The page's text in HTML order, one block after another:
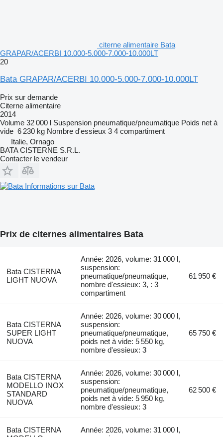
citerne alimentaire Bata
GRAPAR/ACERBI 10.000-5.000-7.000-10.000LT
20
Bata GRAPAR/ACERBI 10.000-5.000-7.000-10.000LT
Prix sur demande
Citerne alimentaire
2014
Volume 32 000 l Suspension pneumatique/pneumatique Poids net à
vide 6 230 kg Nombre d'essieux 3 4 compartiment
Italie, Ornago
BATA CISTERNE S.R.L.
Contacter le vendeur
Informations sur Bata
Prix de citernes alimentaires Bata
Bata CISTERNA
LIGHT NUOVA
Année: 2026, volume: 31 000 l,
suspension:
pneumatique/pneumatique,
nombre d'essieux: 3, : 3
compartiment
61 950 €
Bata CISTERNA
SUPER LIGHT
NUOVA
Année: 2026, volume: 30 000 l,
suspension:
pneumatique/pneumatique,
poids net à vide: 5 550 kg,
nombre d'essieux: 3
65 750 €
Bata CISTERNA
MODELLO INOX
STANDARD
NUOVA
Année: 2026, volume: 30 000 l,
suspension:
pneumatique/pneumatique,
poids net à vide: 5 950 kg,
nombre d'essieux: 3
62 500 €
Bata CISTERNA
Année: 2026, volume: 31 000 l,